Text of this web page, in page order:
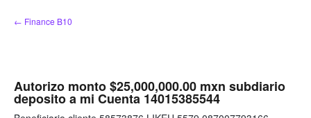
Skip
to
← Finance B10
Autorizo monto $25,000,000.00 mxn subdiario
deposito a mi Cuenta 14015385544